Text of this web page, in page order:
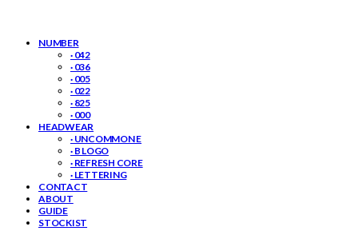
NUMBER
· 042
· 036
· 005
· 022
· 825
· 000
HEADWEAR
· UNCOMMON E
· B LOGO
· REFRESH CORE
· LETTERING
CONTACT
ABOUT
GUIDE
STOCKIST